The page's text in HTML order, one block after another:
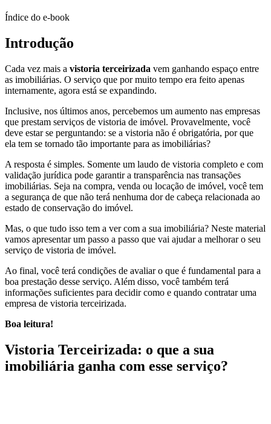
Índice do e-book
Introdução
Cada vez mais a vistoria terceirizada vem ganhando espaço entre
as imobiliárias. O serviço que por muito tempo era feito apenas
internamente, agora está se expandindo.
Inclusive, nos últimos anos, percebemos um aumento nas empresas
que prestam serviços de vistoria de imóvel. Provavelmente, você
deve estar se perguntando: se a vistoria não é obrigatória, por que
ela tem se tornado tão importante para as imobiliárias?
A resposta é simples. Somente um laudo de vistoria completo e com
validação jurídica pode garantir a transparência nas transações
imobiliárias. Seja na compra, venda ou locação de imóvel, você tem
a segurança de que não terá nenhuma dor de cabeça relacionada ao
estado de conservação do imóvel.
Mas, o que tudo isso tem a ver com a sua imobiliária? Neste material
vamos apresentar um passo a passo que vai ajudar a melhorar o seu
serviço de vistoria de imóvel.
Ao final, você terá condições de avaliar o que é fundamental para a
boa prestação desse serviço. Além disso, você também terá
informações suficientes para decidir como e quando contratar uma
empresa de vistoria terceirizada.
Boa leitura!
Vistoria Terceirizada: o que a sua
imobiliária ganha com esse serviço?